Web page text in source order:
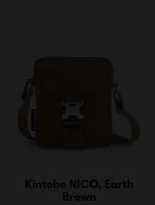
Kintobe NICO, Earth
Brown